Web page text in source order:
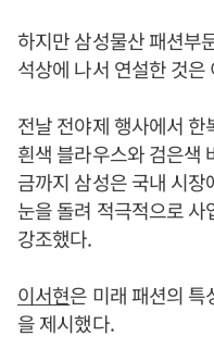
하지만 삼성물산 패션부
석상에 나서 연설한 것
전날 전야제 행사에서 한
흰색 블라우스와 검은색
금까지 삼성은 국내 시
눈을 돌려 적극적으로
강조했다.
이서현은 미래 패션의
을 제시했다.